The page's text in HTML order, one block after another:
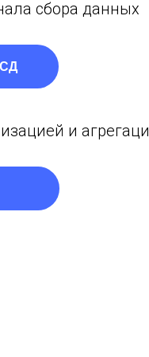
и
сбора данных